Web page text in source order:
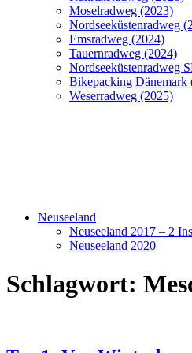
Moselradweg (2023)
Nordseeküstenradweg
Emsradweg (2024)
Tauernradweg (2024)
Nordseeküstenradweg
Bikepacking Dänemark
Weserradweg (2025)
Neuseeland
Neuseeland 2017 – 2
Neuseeland 2020
Schlagwort: